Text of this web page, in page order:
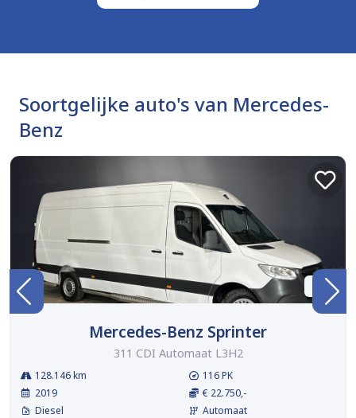
Soortgelijke auto's van Mercedes-
Benz
BTW
Mercedes-Benz Sprinter
311 CDI Automaat L3H2
128.146 km
2019
Diesel
116 PK
€ 22.750,-
Automaat